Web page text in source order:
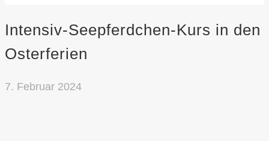
Intensiv-Seepferdchen-Kurs in den
Osterferien
7. Februar 2024